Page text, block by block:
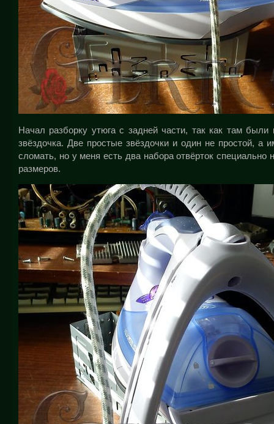
Начал разборку утюга с задней части, так как там
звёздочка. Две простые звёздочки и один не простой,
сломать, но у меня есть два набора отвёрток
размеров.